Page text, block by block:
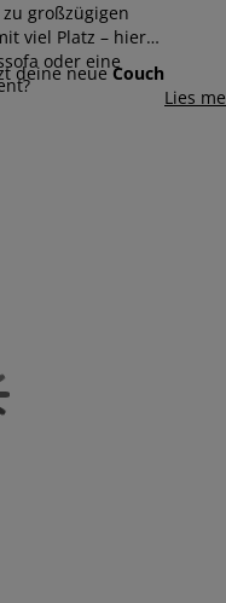
großzügigen
viel Platz – hier
oder eine
deine neueCouch
Lies